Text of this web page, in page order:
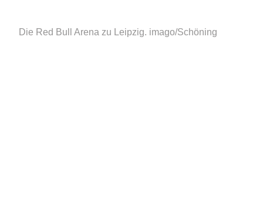
Die Red Bull Arena zu Leipzig. imago/Schöning